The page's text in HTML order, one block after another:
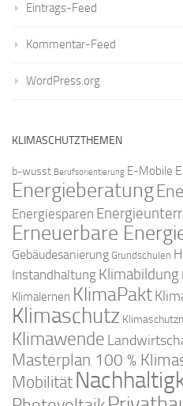
Eintrags-Feed
Kommentar-Feed
WordPress.org
KLIMASCHUTZTHEMEN
b-wusst Berufsorientierung E-Mobile
Energieberatung
Energiesparen
Erneuerbare
Gebäudesanierung Grundschulen
Instandhaltung Klimabildung
Klimalernen KlimaPakt
Klimaschutz
Klimawende
Masterplan 100 %
Mobilität